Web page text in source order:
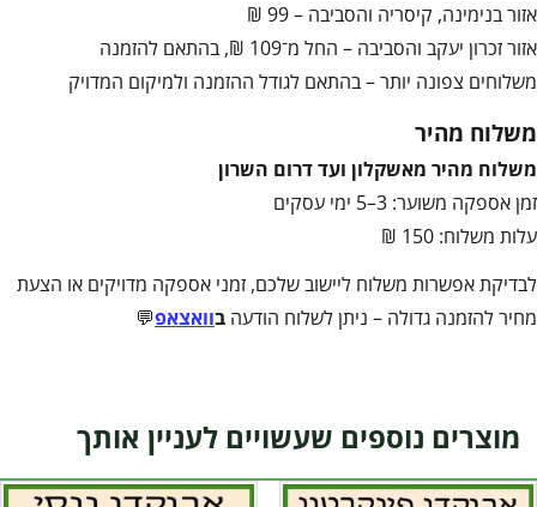
אזור בנימינה, קיסריה והסביבה – 99 ₪
אזור זכרון יעקב והסביבה – החל מ־109 ₪, בהתאם להזמנה
משלוחים צפונה יותר – בהתאם לגודל ההזמנה ולמיקום המדויק
משלוח מהיר
משלוח מהיר מאשקלון ועד דרום השרון
זמן אספקה משוער: 3–5 ימי עסקים
עלות משלוח: 150 ₪
לבדיקת אפשרות משלוח ליישוב שלכם, זמני אספקה מדויקים או הצעת
מחיר להזמנה גדולה – ניתן לשלוח הודעה בוואצאפ💬
מוצרים נוספים שעשויים לעניין אותך